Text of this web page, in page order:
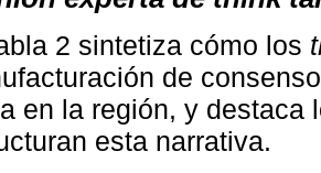
2 sintetiza cómo los
de
en la región, y destaca
esta narrativa.